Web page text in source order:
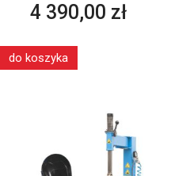
4 390,00 zł
do koszyka